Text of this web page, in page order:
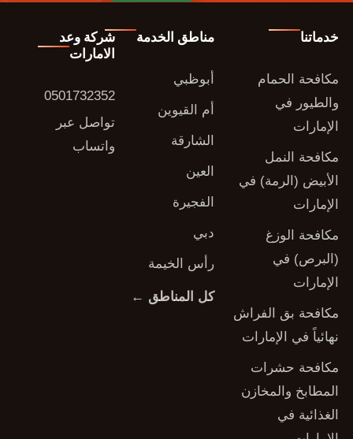
خدماتنا
مكافحة الحمام
والطيور في
الإمارات
مكافحة النمل
الأبيض (الرمة) في
الإمارات
مكافحة الوزغ
(البرص) في
الإمارات
مكافحة بق الفراش
نهائياً في الإمارات
مكافحة حشرات
المطابخ والمخازن
الغذائية في
مناطق الخدمة
أبوظبي
أم القيوين
الشارقة
العين
الفجيرة
دبي
رأس الخيمة
كل المناطق ←
شركة وعد
الامارات
0501732352
تواصل عبر
واتساب